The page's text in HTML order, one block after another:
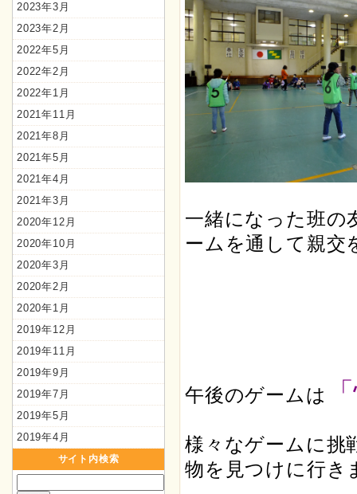
2023年3月
2023年2月
2022年5月
2022年2月
2022年1月
2021年11月
2021年8月
2021年5月
2021年4月
2021年3月
2020年12月
2020年10月
2020年3月
2020年2月
2020年1月
2019年12月
2019年11月
2019年9月
2019年7月
2019年5月
2019年4月
サイト内検索
一緒になった班の
ームを通して親交
午後のゲームは
様々なゲームに挑
物を見つけに行き